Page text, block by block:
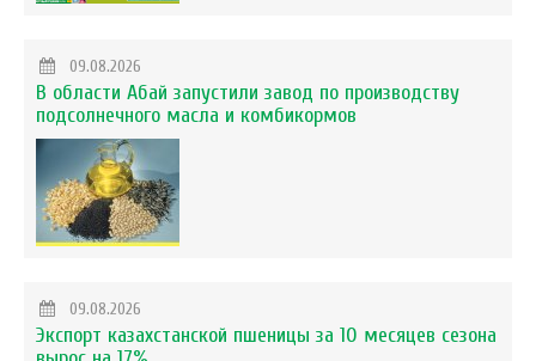
09.08.2026
В области Абай запустили завод по производству
подсолнечного масла и комбикормов
09.08.2026
Экспорт казахстанской пшеницы за 10 месяцев сезона